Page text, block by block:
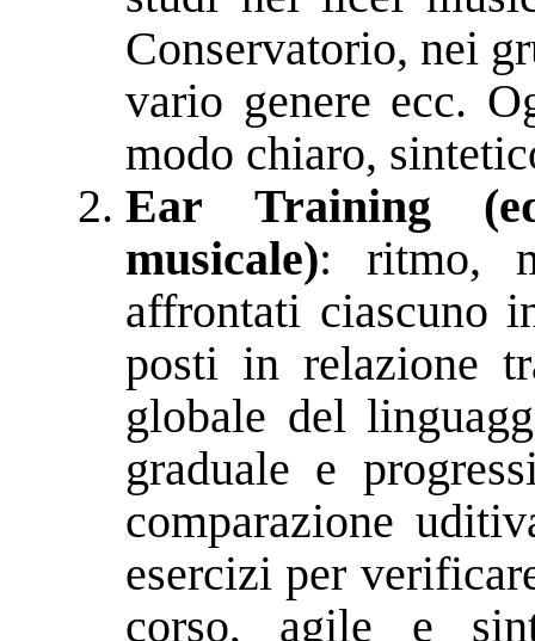
Conservatorio, nei
vario genere ecc.
modo chiaro,
Ear Training
musicale): ritmo,
affrontati ciascuno
posti in relazione
globale del
graduale e
comparazione
esercizi per
corso, agile e